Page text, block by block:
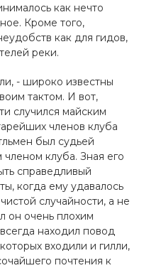
как нечто
Кроме того,
как для гидов,
реки.
- широко известны
тактом. И вот,
случился майским
членов клуба
был судьей
клуба. Зная его
справедливый
когда ему удавалось
случайности, а не
он очень плохим
находил повод
входили и гилли,
почтения к